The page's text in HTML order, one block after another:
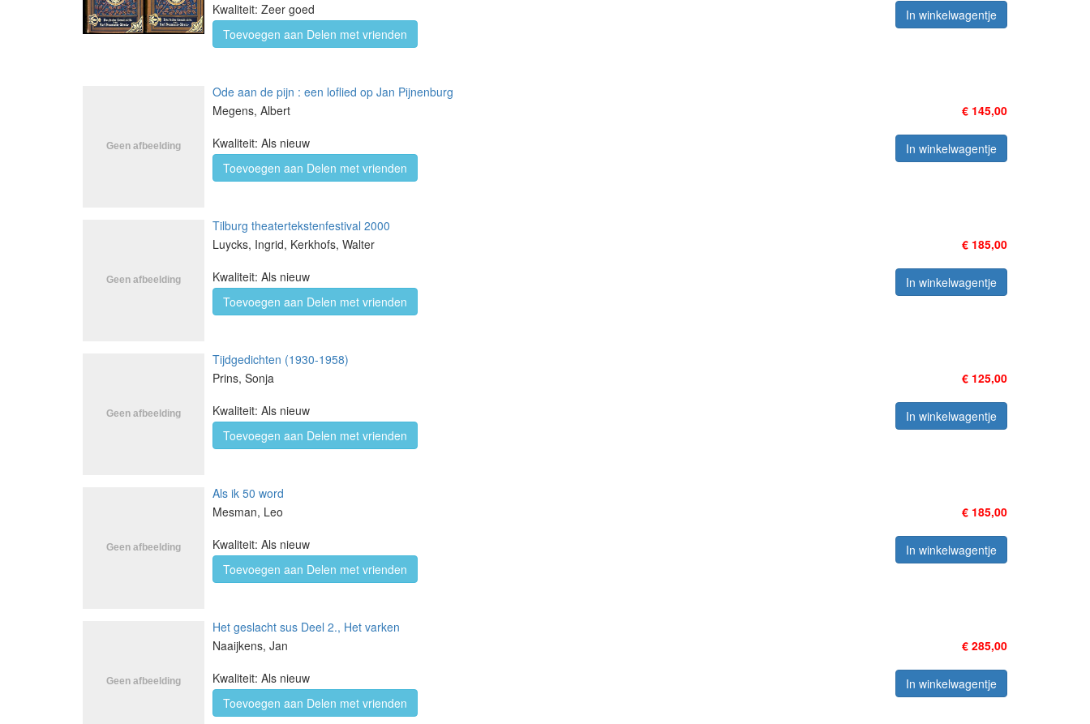
Kwaliteit: Zeer goed
In winkelwagentje
Toevoegen aan Delen met vrienden
Ode aan de pijn : een loflied op Jan Pijnenburg
Megens, Albert
€ 145,00
Kwaliteit: Als nieuw
In winkelwagentje
Toevoegen aan Delen met vrienden
Tilburg theatertekstenfestival 2000
Luycks, Ingrid, Kerkhofs, Walter
€ 185,00
Kwaliteit: Als nieuw
In winkelwagentje
Toevoegen aan Delen met vrienden
Tijdgedichten (1930-1958)
Prins, Sonja
€ 125,00
Kwaliteit: Als nieuw
In winkelwagentje
Toevoegen aan Delen met vrienden
Als ik 50 word
Mesman, Leo
€ 185,00
Kwaliteit: Als nieuw
In winkelwagentje
Toevoegen aan Delen met vrienden
Het geslacht sus Deel 2., Het varken
Naaijkens, Jan
€ 285,00
Kwaliteit: Als nieuw
In winkelwagentje
Toevoegen aan Delen met vrienden